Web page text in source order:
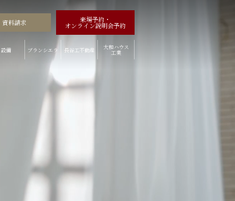
資料請求 来場予約・
オンライン説明会予約
設備 ブランシエラ 長谷工不動産 大和ハウス
工業